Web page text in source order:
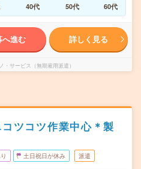
40代 50代 60代
へ進む 詳しく見る
・サービス（無期雇用派遣）
ツコツ作業中心＊製
土日祝日が休み 派遣